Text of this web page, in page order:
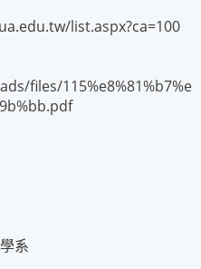
list.aspx?ca=100
files/115%e8%81%b7%e
系